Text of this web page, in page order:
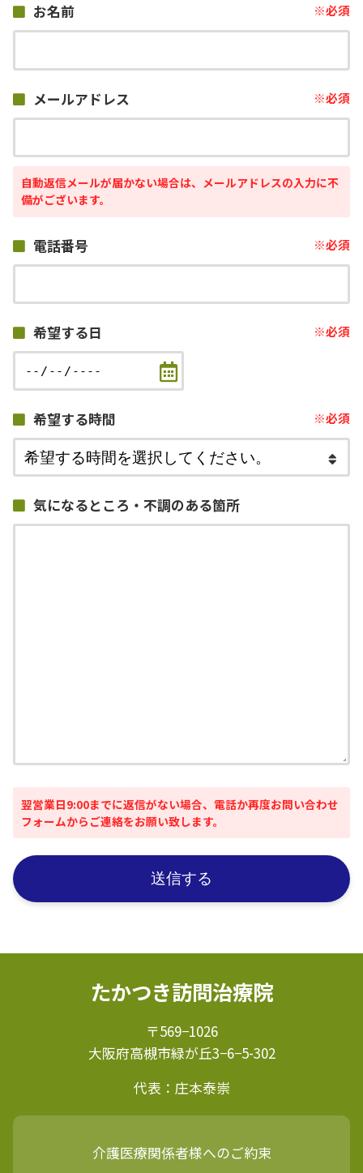
お名前
メールアドレス
自動返信メールが届かない場合は、メールアドレスの入力に不
備がございます。
電話番号
希望する日
希望する時間
気になるところ・不調のある箇所
翌営業日9:00までに返信がない場合、電話か再度お問い合わせ
フォームからご連絡をお願い致します。
たかつき訪問治療院
〒569−1026
大阪府高槻市緑が丘3−6−5-302
代表：庄本泰崇
介護医療関係者様へのご約束